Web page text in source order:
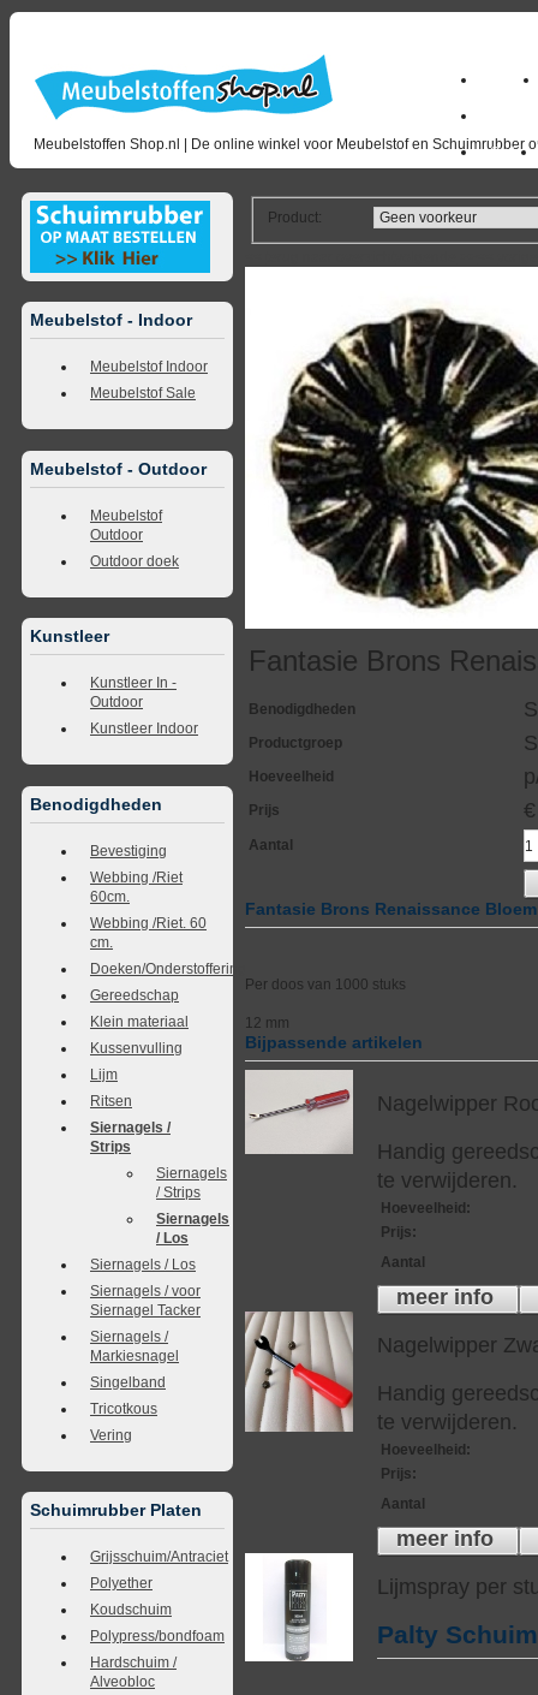
Meubelstoffen Shop.nl | De online winkel voor Meubelstof en Schuimrubber
Home
Outlet
Meubelstof - Indoor
Meubelstof Indoor
Meubelstof Sale
Meubelstof - Outdoor
Meubelstof
Outdoor
Outdoor doek
Kunstleer
Kunstleer In -
Outdoor
Kunstleer Indoor
Benodigdheden
Bevestiging
Webbing /Riet
60cm.
Webbing /Riet. 60
cm.
Doeken/Onderstoffering
Gereedschap
Klein materiaal
Kussenvulling
Lijm
Ritsen
Siernagels /
Strips
Siernagels
/ Strips
Siernagels
/ Los
Siernagels / Los
Siernagels / voor
Siernagel Tacker
Siernagels /
Markiesnagel
Singelband
Tricotkous
Vering
Schuimrubber Platen
Grijsschuim/Antraciet
Polyether
Koudschuim
Polypress/bondfoam
Hardschuim /
Alveobloc
Product:
Fantasie Brons
Benodigdheden
Productgroep
Hoeveelheid
Prijs
Aantal
Fantasie Brons Renaissance Bloem
Per doos van 1000 stuks
12 mm
Bijpassende artikelen
Nagelwipper
Handig
te verwijderen.
Hoeveelheid :
Prijs:
Aantal
meer info
Nagelwipper
Handig
te verwijderen.
Hoeveelheid :
Prijs:
Aantal
meer info
Lijmspray per
Palty